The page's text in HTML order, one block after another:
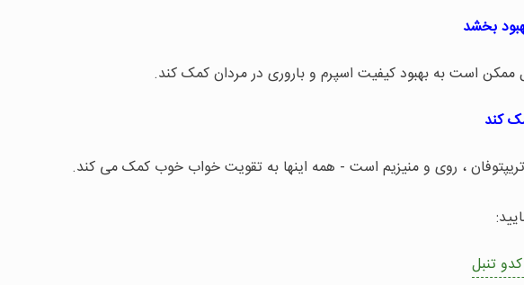
بخشد
ممکن است به بهبود کیفیت اسپرم و باروری در مردان کمک کند.
کند
، روی و منیزیم است - همه اینها به تقویت خواب خوب کمک می کند.